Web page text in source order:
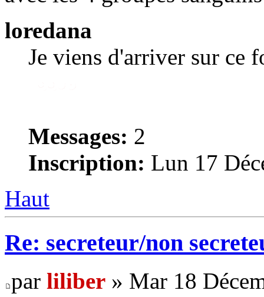
loredana
Je viens d'arriver sur ce
Messages: 2
Inscription: Lun 17
Haut
Re: secreteur/non
par liliber » Mar 18